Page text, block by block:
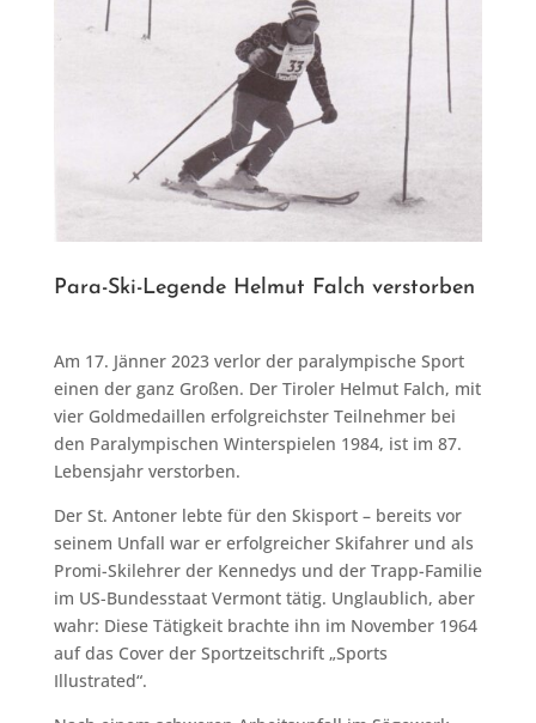
Para-Ski-Legende Helmut Falch verstorben
Am 17. Jänner 2023 verlor der paralympische Sport
einen der ganz Großen. Der Tiroler Helmut Falch, mit
vier Goldmedaillen erfolgreichster Teilnehmer bei
den Paralympischen Winterspielen 1984, ist im 87.
Lebensjahr verstorben.
Der St. Antoner lebte für den Skisport – bereits vor
seinem Unfall war er erfolgreicher Skifahrer und als
Promi-Skilehrer der Kennedys und der Trapp-Familie
im US-Bundesstaat Vermont tätig. Unglaublich, aber
wahr: Diese Tätigkeit brachte ihn im November 1964
auf das Cover der Sportzeitschrift „Sports
Illustrated“.